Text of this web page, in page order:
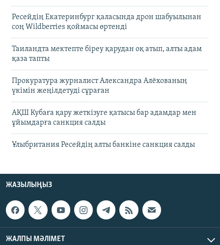
Ресейдің Екатеринбург қаласында дрон шабуылынан
соң Wildberries қоймасы өртенді
Таиландта мектепте біреу қарудан оқ атып, алты адам
қаза тапты
Прокуратура журналист Александра Алёхованың
үкімін жеңілдетуді сұраған
АҚШ Кубаға қару жеткізуге қатысы бар адамдар мен
ұйымдарға санкция салды
Ұлыбритания Ресейдің алты банкіне санкция салды
ЖАЗЫЛЫҢЫЗ
ЖАЛПЫ МӘЛІМЕТ